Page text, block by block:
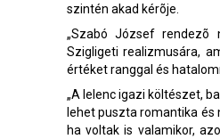
szintén akad kérõje.
„Szabó József rendezõ
Szigligeti realizmusára,
értéket ranggal és
„A lelenc igazi költészet,
lehet puszta romantika és
ha voltak is valamikor,